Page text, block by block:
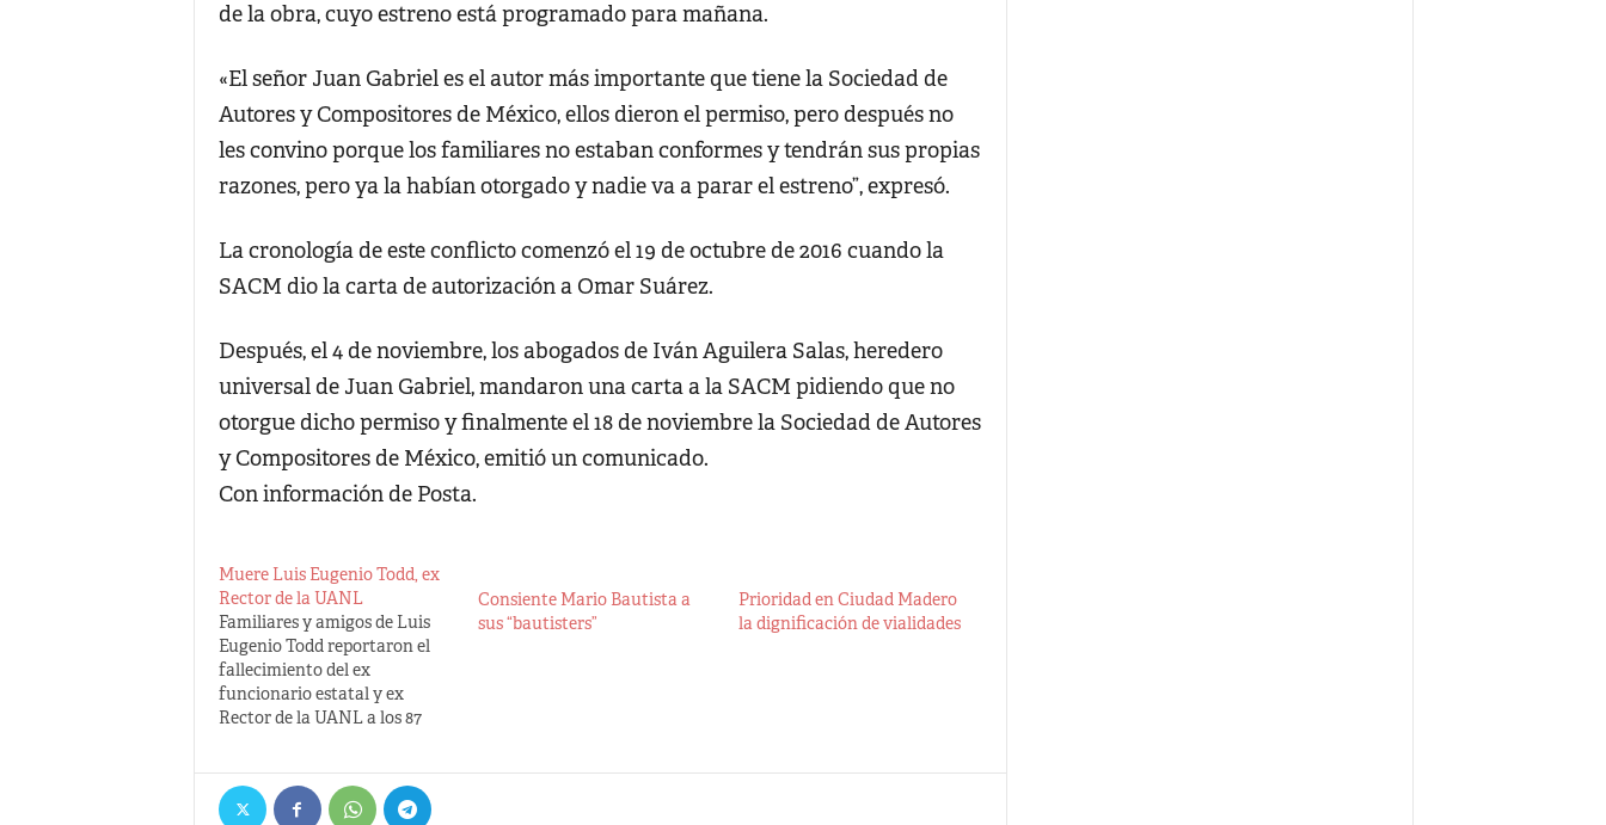
de la obra, cuyo estreno está programado para mañana.
«El señor Juan Gabriel es el autor más importante que tiene la Sociedad de
Autores y Compositores de México, ellos dieron el permiso, pero después no
les convino porque los familiares no estaban conformes y tendrán sus propias
razones, pero ya la habían otorgado y nadie va a parar el estreno”, expresó.
La cronología de este conflicto comenzó el 19 de octubre de 2016 cuando la
SACM dio la carta de autorización a Omar Suárez.
Después, el 4 de noviembre, los abogados de Iván Aguilera Salas, heredero
universal de Juan Gabriel, mandaron una carta a la SACM pidiendo que no
otorgue dicho permiso y finalmente el 18 de noviembre la Sociedad de Autores
y Compositores de México, emitió un comunicado.
Con información de Posta.
Muere Luis Eugenio Todd, ex
Rector de la UANL
Familiares y amigos de Luis
Eugenio Todd reportaron el
fallecimiento del ex
funcionario estatal y ex
Rector de la UANL a los 87
pionero en el uso del riñón
artificial, coordinando el
Consiente Mario Bautista a
sus “bautisters”
Prioridad en Ciudad Madero
la dignificación de vialidades